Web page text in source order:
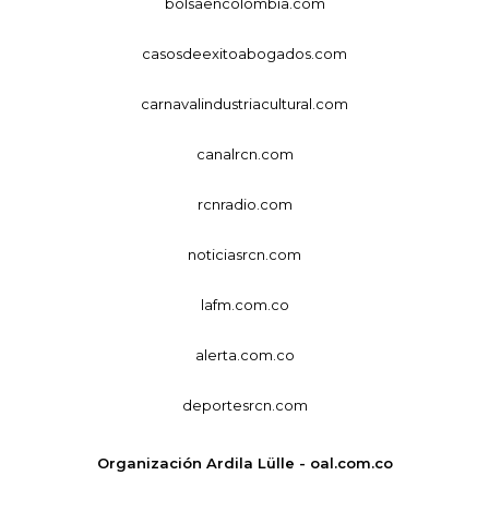
casosdeexitoabogados.com
carnavalindustriacultural.com
canalrcn.com
rcnradio.com
noticiasrcn.com
lafm.com.co
alerta.com.co
deportesrcn.com
Organización Ardila Lülle - oal.com.co